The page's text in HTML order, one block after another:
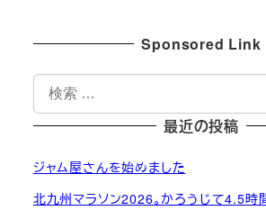
Sponsored Link
検
索
最近の投稿
ジャム屋さんを始めました
北九州マラソン2026。かろうじて4.5時